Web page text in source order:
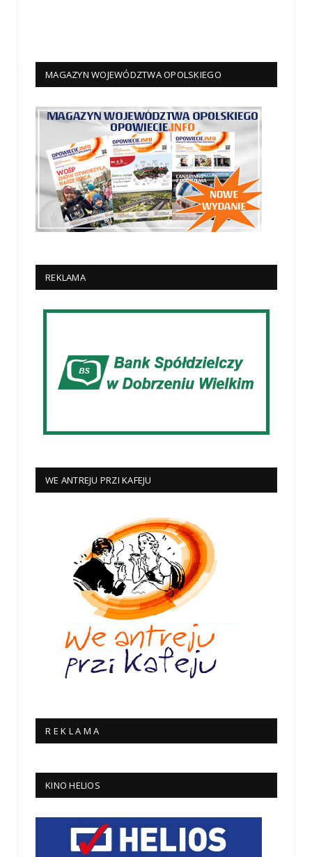
MAGAZYN WOJEWÓDZTWA OPOLSKIEGO
REKLAMA
WE ANTREJU PRZI KAFEJU
R E K L A M A
KINO HELIOS